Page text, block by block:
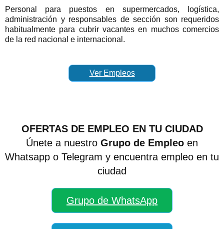
Personal para puestos en supermercados, logística,
administración y responsables de sección son requeridos
habitualmente para cubrir vacantes en muchos comercios
de la red nacional e internacional.
Ver Empleos
OFERTAS DE EMPLEO EN TU CIUDAD
Únete a nuestro Grupo de Empleo en
Whatsapp o Telegram y encuentra empleo en tu
ciudad
Grupo de WhatsApp